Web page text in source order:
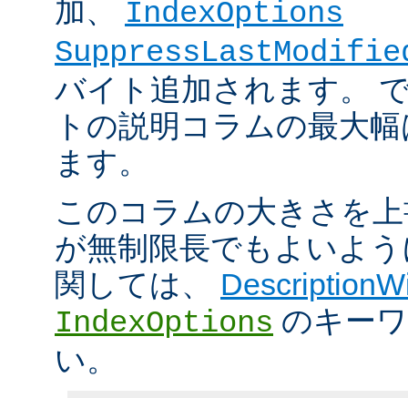
加、 IndexOptions
バイト追加されます。
トの説明コラムの最大
ます。
このコラムの大きさを
が無制限長でもよいよ
関しては、
IndexOptions のキー
い。